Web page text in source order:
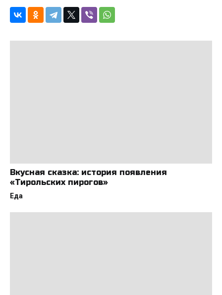
Вкусная сказка: история появления
«Тирольских пирогов»
Еда